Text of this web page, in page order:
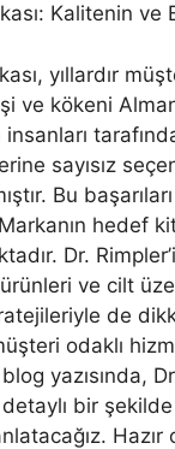
Kalitenin ve
yıllardır
ve kökeni
sayısız
Bu
hedef
Dr.
ve cilt
de
odaklı
yazısında,
bir